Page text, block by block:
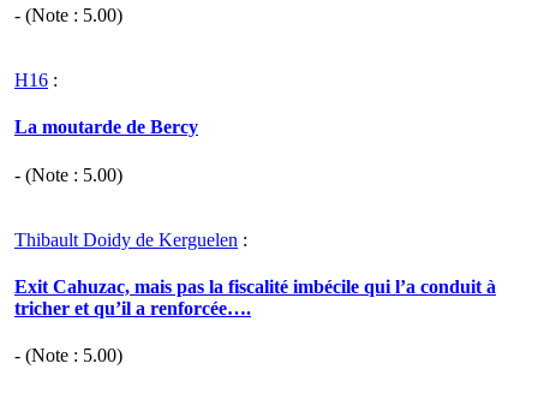
- (Note : 5.00)
H16 :
La moutarde de Bercy
- (Note : 5.00)
Thibault Doidy de Kerguelen :
Exit Cahuzac, mais pas la fiscalité imbécile qui l’a conduit à
tricher et qu’il a renforcée….
- (Note : 5.00)